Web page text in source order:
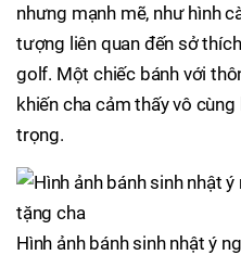
nhưng mạnh mẽ, như hình
tượng liên quan đến sở
golf. Một chiếc bánh với
khiến cha cảm thấy vô
trọng.
Hình ảnh bánh sinh nhật ý